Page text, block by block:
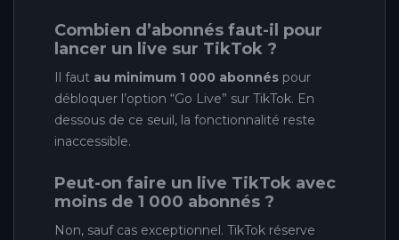
Combien d’abonnés faut-il pour
lancer un live sur TikTok ?
Il faut au minimum 1 000 abonnés pour
débloquer l’option “Go Live” sur TikTok. En
dessous de ce seuil, la fonctionnalité reste
inaccessible.
Peut-on faire un live TikTok avec
moins de 1 000 abonnés ?
Non, sauf cas exceptionnel. TikTok réserve